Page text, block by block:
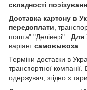
складності
Доставка картону в
передоплати ,
пошта" "Делівері". Для
варіантсамовывоза
Терміни доставки в
транспортної компанії.
одержувач, згідно з